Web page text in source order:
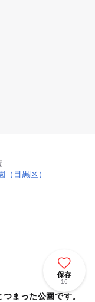
保存
16
まった公園です。